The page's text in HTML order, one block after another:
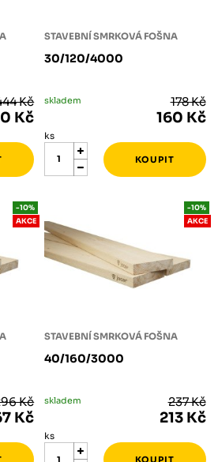
Kč
Kč
STAVEBNÍ SMRKOVÁ FOŠNA
30/120/4000
skladem 178 Kč
160 Kč
ks
-10%
AKCE
Kč
Kč
STAVEBNÍ SMRKOVÁ FOŠNA
40/160/3000
-10%
AKCE
skladem 237 Kč
213 Kč
ks